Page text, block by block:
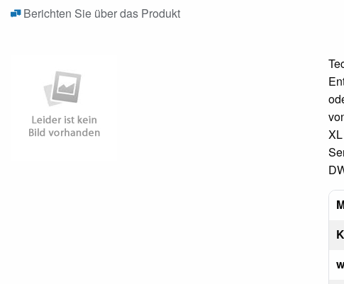
Berichten Sie über das Produkt